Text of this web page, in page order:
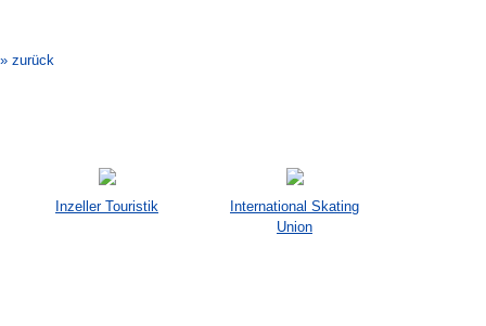
» zurück
Inzeller Touristik
International Skating
Union